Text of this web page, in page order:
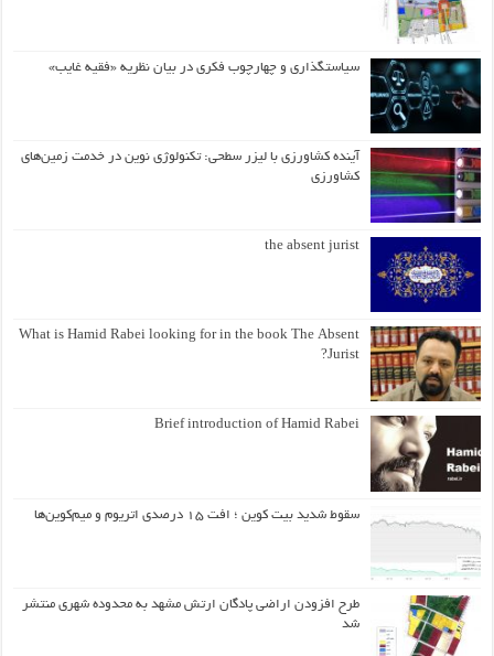
سیاستگذاری و چهارچوب فکری در بیان نظریه «فقیه غایب»
آینده کشاورزی با لیزر سطحی: تکنولوژی نوین در خدمت زمین‌های
کشاورزی
the absent jurist
What is Hamid Rabei looking for in the book The Absent
Jurist?
Brief introduction of Hamid Rabei
سقوط شدید بیت کوین ؛ افت ۱۵ درصدی اتریوم و میم‌کوین‌ها
طرح افزودن اراضی پادگان ارتش مشهد به محدوده شهری منتشر
شد